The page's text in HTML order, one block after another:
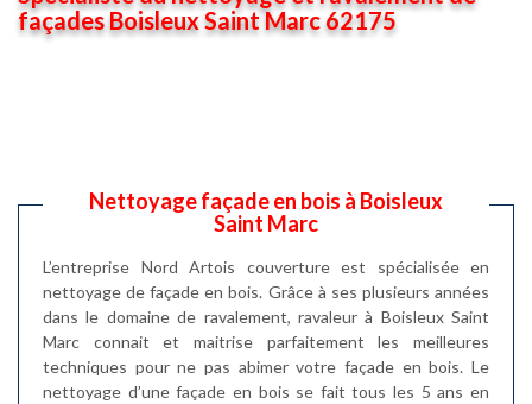
façades Boisleux Saint Marc 62175
Nettoyage façade en bois à Boisleux
Saint Marc
L’entreprise Nord Artois couverture est spécialisée en
nettoyage de façade en bois. Grâce à ses plusieurs années
dans le domaine de ravalement, ravaleur à Boisleux Saint
Marc connait et maitrise parfaitement les meilleures
techniques pour ne pas abimer votre façade en bois. Le
nettoyage d’une façade en bois se fait tous les 5 ans en